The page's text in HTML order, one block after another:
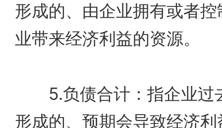
形成的、由企业拥有或者
业带来经济利益的资源。
5.负债合计：指企业过
形成的、预期会导致经济